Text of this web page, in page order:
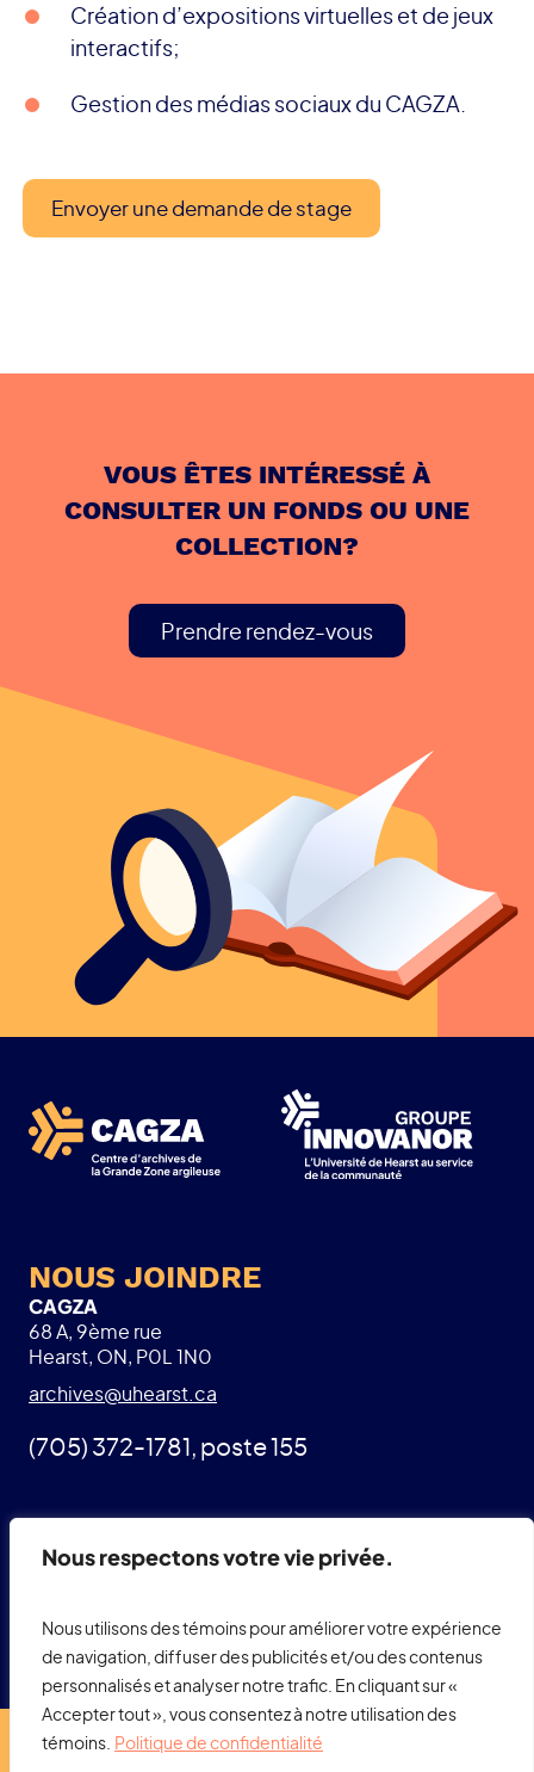
Nous respectons votre vie privée.
Nous utilisons des témoins pour améliorer votre expérience
de navigation, diffuser des publicités et/ou des contenus
personnalisés et analyser notre trafic. En cliquant sur «
Accepter tout », vous consentez à notre utilisation des
témoins. Politique de confidentialité
Création d’expositions virtuelles et de jeux
interactifs;
Gestion des médias sociaux du CAGZA.
Envoyer une demande de stage
VOUS ÊTES INTÉRESSÉ À
CONSULTER UN FONDS OU UNE
COLLECTION?
Prendre rendez-vous
NOUS JOINDRE
CAGZA
68 A, 9ème rue
Hearst, ON, P0L 1N0
archives@uhearst.ca
(705) 372-1781, poste 155
SUIVEZ-NOUS
© CAGZA, tous droits réservés 2023.